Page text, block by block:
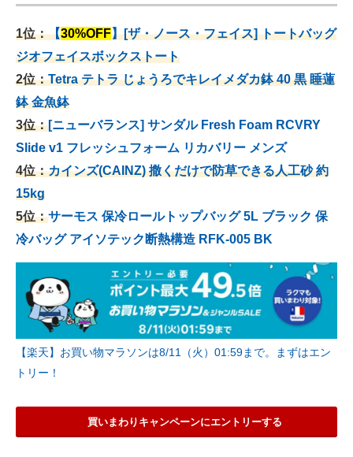
1位：【30%OFF】[ザ・ノース・フェイス] トートバッグ
ジオフェイスボックストート
2位：Tetra テトラ じょうろでキレイメダカ鉢 40 黒 睡蓮
鉢 金魚鉢
3位：[ニューバランス] サンダル Fresh Foam RCVRY
Slide v1 フレッシュフォーム リカバリー メンズ
4位：カインズ(CAINZ) 撒くだけで防草できる人工砂 約
15kg
5位：サーモス 保冷ロールトップバッグ 5L ブラック 保
冷バッグ アイソテック断熱構造 RFK-005 BK
【楽天】お買い物マラソンは8/11（火）01:59まで。まずはエン
トリー！
買いまわりキャンペーンにエントリーする